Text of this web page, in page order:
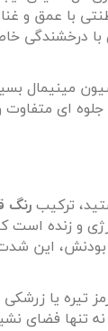
با عمق و
با درخشندگی
مینیمال
ای متفاوت
ترکیب رنگ
و زنده
این
یا زرشکی
فضای